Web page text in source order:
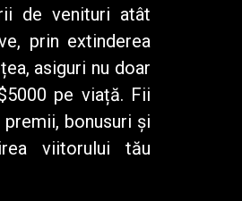
de venituri atât
prin extinderea
asiguri nu doar
pe viață. Fii
bonusuri și
viitorului tău